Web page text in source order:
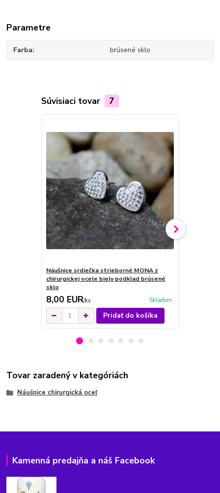
Parametre
Farba brúsené sklo
Súvisiaci tovar 7
Náušnice srdiečka strieborné MONA z
chirurgickej ocele biely podklad brúsené
sklo
8,00 EUR/ks Skladom
Pridať do košíka
Tovar zaradený v kategóriách
Náušnice chirurgická oceľ
Kamenná predajňa a náš Facebook